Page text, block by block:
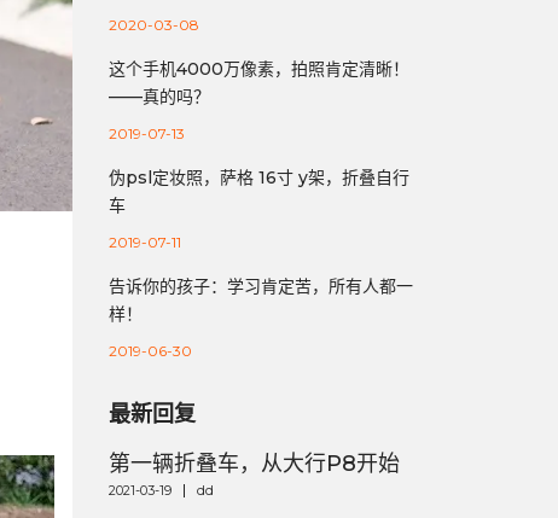
2020-03-08
这个手机4000万像素，拍照肯定清晰！
——真的吗？
2019-07-13
伪psl定妆照，萨格 16寸 y架，折叠自行
车
2019-07-11
告诉你的孩子：学习肯定苦，所有人都一
样！
2019-06-30
最新回复
第一辆折叠车，从大行P8开始
2021-03-19 dd